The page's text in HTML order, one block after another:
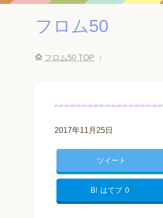
フロム50
フロム50 TOP
2017年11月25日
ツイート
B! はてブ 0